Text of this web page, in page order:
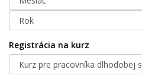
Registrácia na kurz